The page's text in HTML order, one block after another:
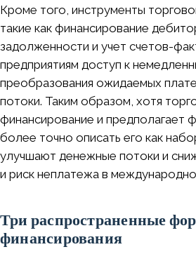
Кроме того, инструменты
такие как финансирование
задолженности и учет счетов-
предприятиям доступ к
преобразования ожидаемых
потоки. Таким образом, хотя
финансирование и предполагает
более точно описать его как
улучшают денежные потоки и
и риск неплатежа в
Три распространенные
финансирования